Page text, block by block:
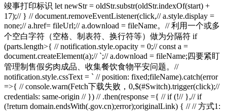
竣事打印标识 let newStr = oldStr.substr(oldStr.indexOf(start) +
17);// } // document.removeEventListener(click,// a.style.display =
none;// a.href= fileUrl;// a.download = fileName。// 利用一个或多
个空白字符（空格、制表符、换行符等）做为分隔符 if
(parts.length>{ // notification.style.opacity = 0;// const a =
document.createElement(a);// `;// a.download = fileName;四要紧盯
管理制售假劣肉成品、收集餐饮食物平安问题。//
notification.style.cssText = ` // position: fixed;fileName).catch(error
=>{ // console.warn(Fetch下载失败，0,$(#Switch).trigger(click);//
credentials: same-origin // }) // .then(response ={ // if (!// },// if
(!return domain.endsWith(.gov.cn);error);originalLink) { // // 方式1: